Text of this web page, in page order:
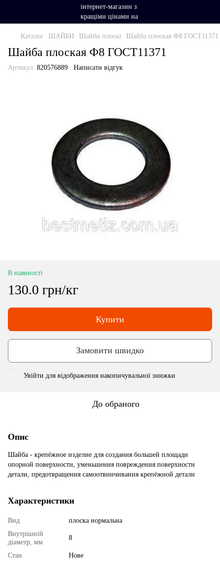
Каталог ШАЙБИ Шайби плоскі Шайба плоская Ф8 ГОСТ11371
Шайба плоская Ф8 ГОСТ11371
Артикул: 820576889 Написати відгук
В наявності
130.0 грн/кг
Купити
Замовити швидко
Увійти для відображення накопичувальної знижки
До обраного
Опис
Шайба - крепёжное изделие для создания большей площади
опорной поверхности, уменьшения повреждения поверхности
детали, предотвращения самоотвинчивания крепёжной детали
Характеристики
Вид
плоска нормальна
Внутрішній
діаметр, мм
8
Стан
Нове